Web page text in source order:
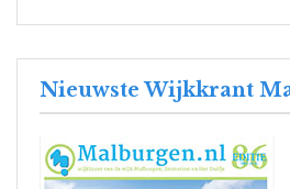
Nieuwste Wijkkrant